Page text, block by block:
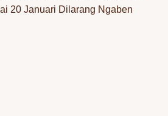
20 Januari Dilarang Ngaben